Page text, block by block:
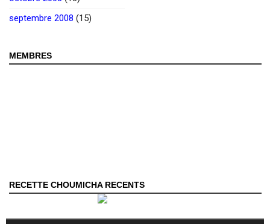
septembre 2008 (15)
MEMBRES
RECETTE CHOUMICHA RECENTS